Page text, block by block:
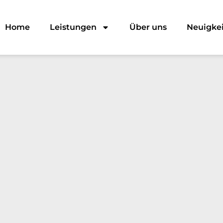
Home Leistungen Über uns